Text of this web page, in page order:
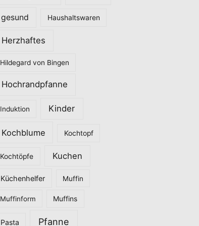
gesund Haushaltswaren
Herzhaftes
Hildegard von Bingen
Hochrandpfanne
Induktion Kinder
Kochblume Kochtopf
Kochtöpfe Kuchen
Küchenhelfer Muffin
Muffinform Muffins
Pasta Pfanne